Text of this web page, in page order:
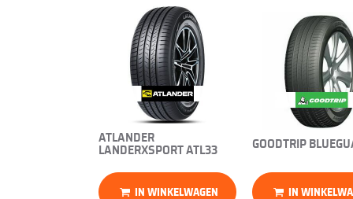
ATLANDER
LANDERXSPORT ATL33
GOODTRIP
IN WINKELWAGEN IN